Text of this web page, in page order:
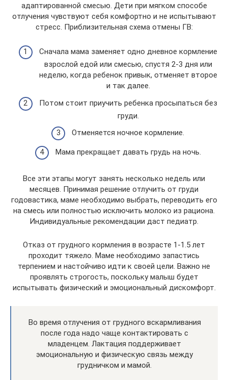
адаптированной смесью. Дети при мягком способе
отлучения чувствуют себя комфортно и не испытывают
стресс. Приблизительная схема отмены ГВ:
Сначала мама заменяет одно дневное кормление
взрослой едой или смесью, спустя 2-3 дня или
неделю, когда ребенок привык, отменяет второе
и так далее.
Потом стоит приучить ребенка просыпаться без
груди.
Отменяется ночное кормление.
Мама прекращает давать грудь на ночь.
Все эти этапы могут занять несколько недель или
месяцев. Принимая решение отлучить от груди
годовастика, маме необходимо выбрать, переводить его
на смесь или полностью исключить молоко из рациона.
Индивидуальные рекомендации даст педиатр.
Отказ от грудного кормления в возрасте 1-1.5 лет
проходит тяжело. Маме необходимо запастись
терпением и настойчиво идти к своей цели. Важно не
проявлять строгость, поскольку малыш будет
испытывать физический и эмоциональный дискомфорт.
Во время отлучения от грудного вскармливания
после года надо чаще контактировать с
младенцем. Лактация поддерживает
эмоциональную и физическую связь между
грудничком и мамой.